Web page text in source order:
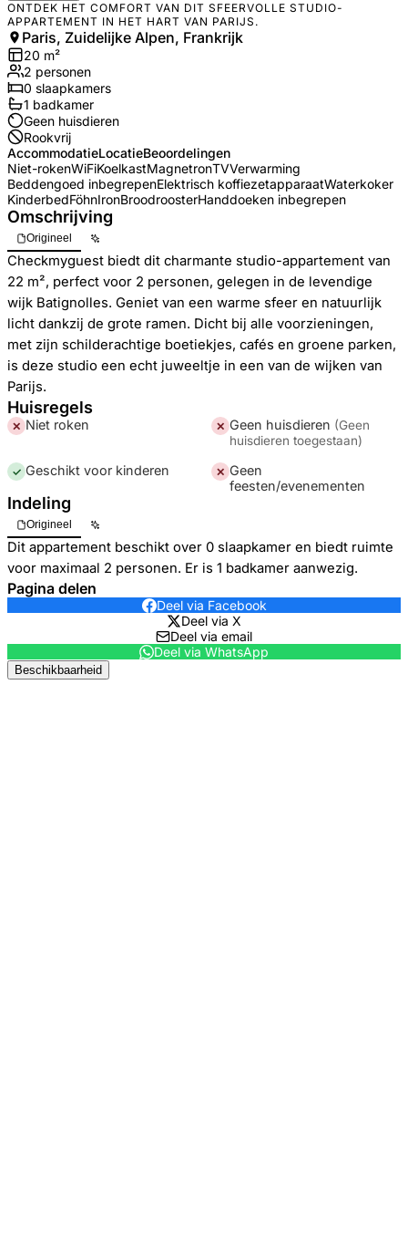
ONTDEK HET COMFORT VAN DIT SFEERVOLLE STUDIO-
APPARTEMENT IN HET HART VAN PARIJS.
Paris, Zuidelijke Alpen, Frankrijk
20 m²
2 personen
0 slaapkamers
1 badkamer
Geen huisdieren
Rookvrij
AccommodatieLocatieBeoordelingen
Niet-rokenWiFiKoelkastMagnetronTVVerwarming
Beddengoed inbegrepenElektrisch koffiezetapparaatWaterkoker
KinderbedFöhnIronBroodroosterHanddoeken inbegrepen
Omschrijving
Origineel
Checkmyguest biedt dit charmante studio-appartement van
22 m², perfect voor 2 personen, gelegen in de levendige
wijk Batignolles. Geniet van een warme sfeer en natuurlijk
licht dankzij de grote ramen. Dicht bij alle voorzieningen,
met zijn schilderachtige boetiekjes, cafés en groene parken,
is deze studio een echt juweeltje in een van de wijken van
Parijs.
Huisregels
✕ Niet roken ✕ Geen huisdieren (Geen
huisdieren toegestaan)
✓ Geschikt voor kinderen ✕ Geen
feesten/evenementen
Indeling
Origineel
Dit appartement beschikt over 0 slaapkamer en biedt ruimte
voor maximaal 2 personen. Er is 1 badkamer aanwezig.
Pagina delen
Deel via Facebook
Deel via X
Deel via email
Deel via WhatsApp
Beschikbaarheid